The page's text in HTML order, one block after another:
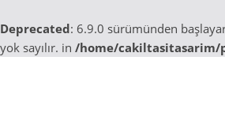
Deprecated: 6.9.0 sürümünden
yok sayılır. in /home/